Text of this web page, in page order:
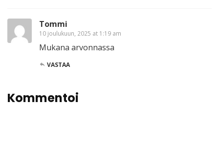
Tommi
10 joulukuun, 2025 at 1:19 am
Mukana arvonnassa
VASTAA
Kommentoi